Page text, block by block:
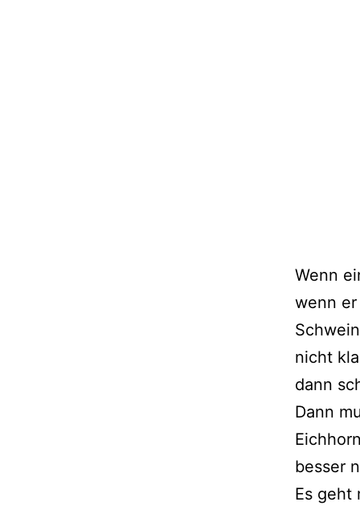
Wenn
wenn
nicht
dann
Dann
besser
Es geht